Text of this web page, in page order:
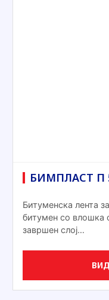
БИМПЛАСТ П
Битуменска лента
битумен со влошка
завршен слој…